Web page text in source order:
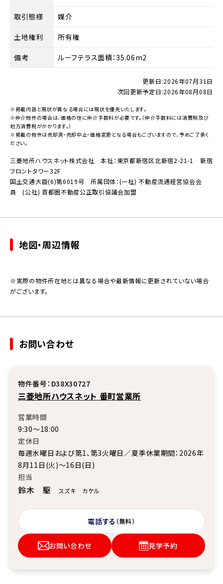
取引態様 媒介
土地権利 所有権
備考 ルーフテラス面積：35.06m2
更新日:2026年07月31日
次回更新予定日:2026年08月08日
※掲載内容と現状が異なる場合には現状を優先いたします。
※仲介物件の場合は、価格の他に仲介手数料が必要です。（仲介手数料には消費税及び
地方消費税がかかります。）
※掲載の物件は売却済・売却中止・価格変更となる場合もございますので、予めご了承く
ださい。
三菱地所ハウスネット株式会社 本社：東京都新宿区北新宿2-21-1 新宿
フロントタワー32F
国土交通大臣(6)第6019号 所属団体：(一社) 不動産流通経営協会会
員 (公社) 首都圏不動産公正取引協議会加盟
地図・周辺情報
※実際の物件所在地とは異なる場合や最新情報に更新されていない場合
がございます。
お問い合わせ
三菱地所ハウスネット 番町営業所
物件番号：D38X30727
営業時間
9:30～18:00
定休日
毎週水曜日および第1、第3火曜日／夏季休業期間：2026年
8月11日(火)～16日(日)
担当
鈴木 駆 スズキ カケル
電話する （無料）
お問い合わせ 見学予約